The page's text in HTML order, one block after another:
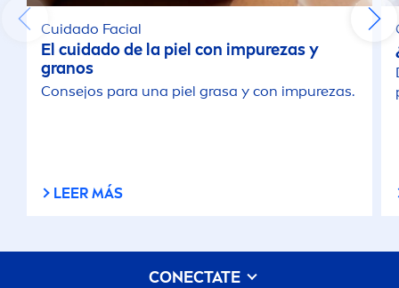
Cuidado Facial
El cuidado de la piel con impurezas y
granos
Consejos para una piel grasa y con impurezas.
LEER MÁS
CONECTATE